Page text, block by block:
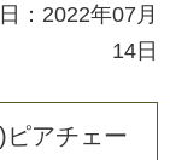
：2022年07月
14日
アチェー